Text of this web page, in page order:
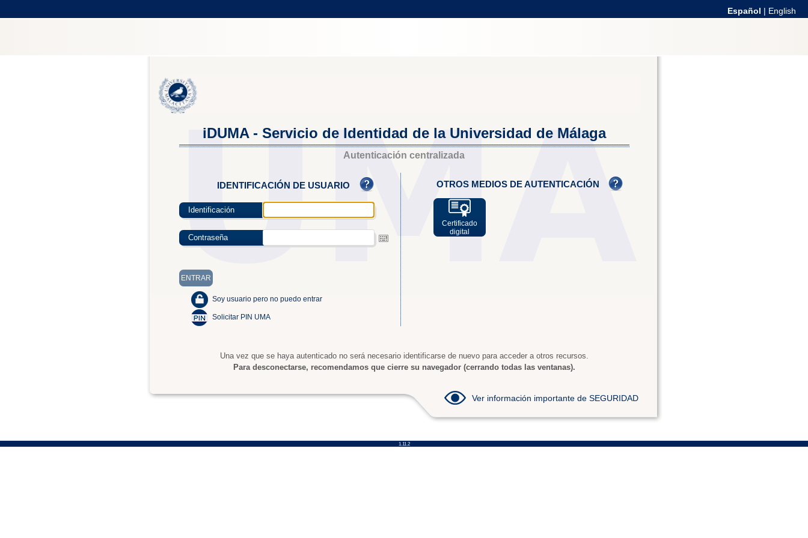
Español | English
iDUMA - Servicio de Identidad de la Universidad de Málaga
Autenticación centralizada
IDENTIFICACIÓN DE USUARIO
Identificación
Contraseña
Soy usuario pero no puedo entrar
Solicitar PIN UMA
OTROS MEDIOS DE AUTENTICACIÓN
Certificado
digital
Una vez que se haya autenticado no será necesario identificarse de nuevo para acceder a otros recursos.
Para desconectarse, recomendamos que cierre su navegador (cerrando todas las ventanas).
Ver información importante de SEGURIDAD
1.11.2